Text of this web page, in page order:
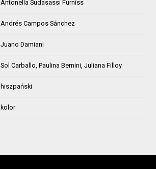
Antonella Sudasassi Furniss
Andrés Campos Sánchez
Juano Damiani
Sol Carballo, Paulina Bernini, Juliana Filloy
hiszpański
kolor